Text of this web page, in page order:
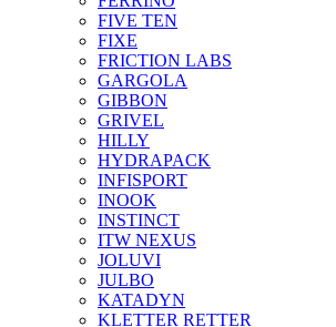
FIVE TEN
FIXE
FRICTION LABS
GARGOLA
GIBBON
GRIVEL
HILLY
HYDRAPACK
INFISPORT
INOOK
INSTINCT
ITW NEXUS
JOLUVI
JULBO
KATADYN
KLETTER RETTER